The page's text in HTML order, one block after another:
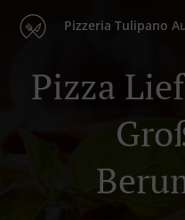
Pizzeria Tulipano
Pizza